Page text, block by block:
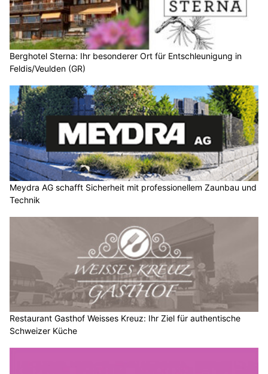
Berghotel Sterna: Ihr besonderer Ort für Entschleunigung in
Feldis/Veulden (GR)
Meydra AG schafft Sicherheit mit professionellem Zaunbau und
Technik
Restaurant Gasthof Weisses Kreuz: Ihr Ziel für authentische
Schweizer Küche